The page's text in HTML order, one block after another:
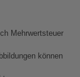
Mehrwertsteuer
können